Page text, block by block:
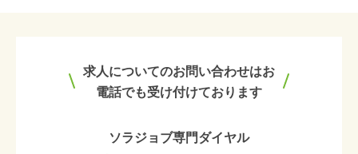
求人についてのお問い合わせはお
電話でも受け付けております
ソラジョブ専門ダイヤル